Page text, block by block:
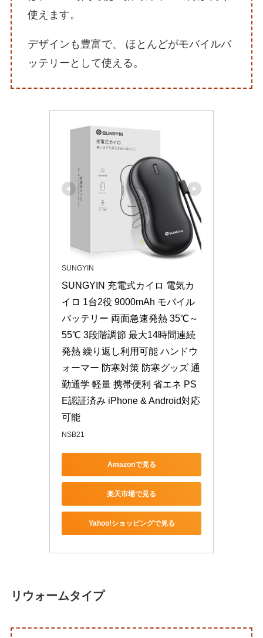
使えます。
デザインも豊富で、 ほとんどがモバイルバ
ッテリーとして使える。
SUNGYIN
SUNGYIN 充電式カイロ 電気カ
イロ 1台2役 9000mAh モバイル
バッテリー 両面急速発熱 35℃～
55℃ 3段階調節 最大14時間連続
発熱 繰り返し利用可能 ハンドウ
ォーマー 防寒対策 防寒グッズ 通
勤通学 軽量 携帯便利 省エネ PS
E認証済み iPhone & Android対応
可能
NSB21
Amazonで見る
楽天市場で見る
Yahoo!ショッピングで見る
リウォームタイプ